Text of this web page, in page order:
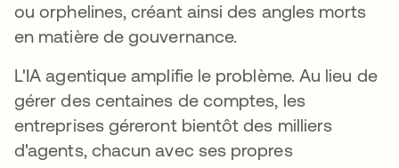
ou orphelines, créant ainsi des angles morts
en matière de gouvernance.
L'IA agentique amplifie le problème. Au lieu de
gérer des centaines de comptes, les
entreprises géreront bientôt des milliers
d'agents, chacun avec ses propres